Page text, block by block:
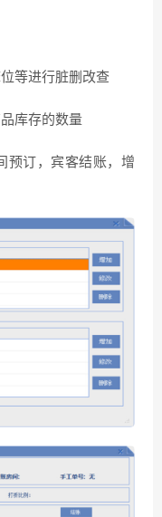
等进行脏删改查
库存的数量
预订，宾客结账，增